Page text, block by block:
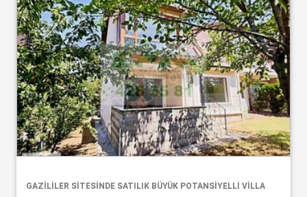
GAZİLİLER SİTESİNDE SATILIK BÜYÜK POTANSİYELLİ VİLLA